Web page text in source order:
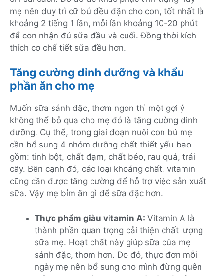
mẹ nên duy trì cữ bú đều đặn cho con, tốt nhất là
khoảng 2 tiếng 1 lần, mỗi lần khoảng 10-20 phút
để con nhận đủ sữa đầu và cuối. Đồng thời kích
thích cơ chế tiết sữa đều hơn.
Tăng cường dinh dưỡng và khẩu
phần ăn cho mẹ
Muốn sữa sánh đặc, thơm ngon thì một gợi ý
không thể bỏ qua cho mẹ đó là tăng cường dinh
dưỡng. Cụ thể, trong giai đoạn nuôi con bú mẹ
cần bổ sung 4 nhóm dưỡng chất thiết yếu bao
gồm: tinh bột, chất đạm, chất béo, rau quả, trái
cây. Bên cạnh đó, các loại khoáng chất, vitamin
cũng cần được tăng cường để hỗ trợ việc sản xuất
sữa. Vậy mẹ bỉm ăn gì để sữa đặc hơn.
Thực phẩm giàu vitamin A: Vitamin A là
thành phần quan trọng cải thiện chất lượng
sữa mẹ. Hoạt chất này giúp sữa của mẹ
sánh đặc, thơm hơn. Do đó, thực đơn mỗi
ngày mẹ nên bổ sung cho mình đừng quên